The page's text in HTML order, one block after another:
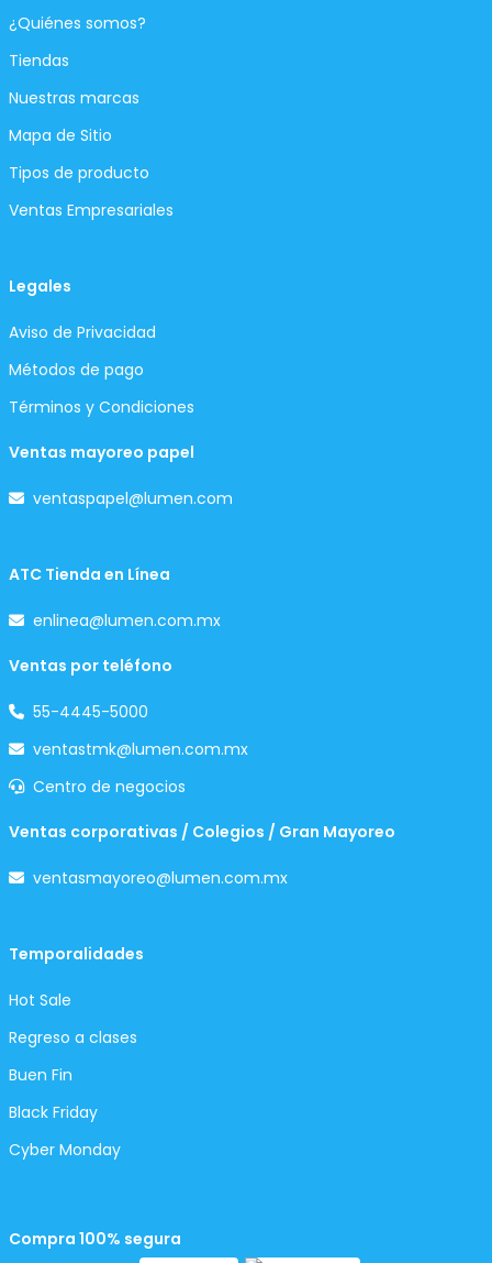
¿Quiénes somos?
Tiendas
Nuestras marcas
Mapa de Sitio
Tipos de producto
Ventas Empresariales
Legales
Aviso de Privacidad
Métodos de pago
Términos y Condiciones
Ventas mayoreo papel
ventaspapel@lumen.com
ATC Tienda en Línea
enlinea@lumen.com.mx
Ventas por teléfono
55-4445-5000
ventastmk@lumen.com.mx
Centro de negocios
Ventas corporativas / Colegios / Gran Mayoreo
ventasmayoreo@lumen.com.mx
Temporalidades
Hot Sale
Regreso a clases
Buen Fin
Black Friday
Cyber Monday
Compra 100% segura